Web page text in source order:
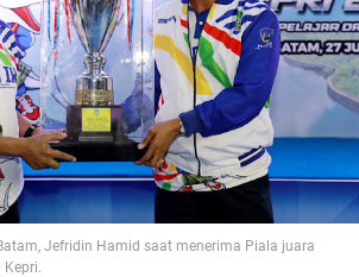
Jefridin Hamid saat menerima Piala juara
Kepri.